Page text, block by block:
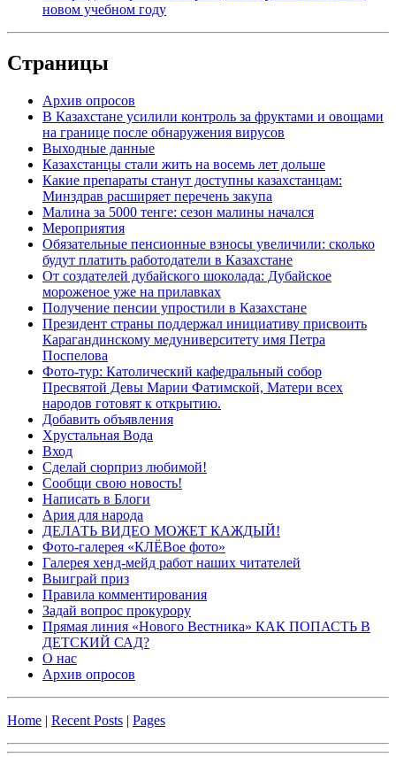
новом учебном году
Страницы
Архив опросов
В Казахстане усилили контроль за фруктами и овощами
на границе после обнаружения вирусов
Выходные данные
Казахстанцы стали жить на восемь лет дольше
Какие препараты станут доступны казахстанцам:
Минздрав расширяет перечень закупа
Малина за 5000 тенге: сезон малины начался
Мероприятия
Обязательные пенсионные взносы увеличили: сколько
будут платить работодатели в Казахстане
От создателей дубайского шоколада: Дубайское
мороженое уже на прилавках
Получение пенсии упростили в Казахстане
Президент страны поддержал инициативу присвоить
Карагандинскому медуниверситету имя Петра
Поспелова
Фото-тур: Католический кафедральный собор
Пресвятой Девы Марии Фатимской, Матери всех
народов готовят к открытию.
Добавить объявления
Хрустальная Вода
Вход
Сделай сюрприз любимой!
Сообщи свою новость!
Написать в Блоги
Ария для народа
ДЕЛАТЬ ВИДЕО МОЖЕТ КАЖДЫЙ!
Фото-галерея «КЛЁВое фото»
Галерея хенд-мейд работ наших читателей
Выиграй приз
Правила комментирования
Задай вопрос прокурору
Прямая линия «Нового Вестника» КАК ПОПАСТЬ В
ДЕТСКИЙ САД?
О нас
Архив опросов
Home | Recent Posts | Pages